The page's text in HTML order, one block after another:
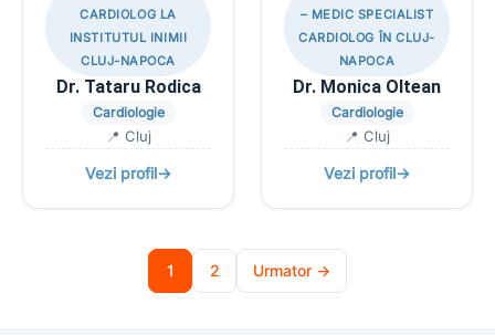
CARDIOLOG LA
INSTITUTUL INIMII
CLUJ-NAPOCA
Dr. Tataru Rodica
Cardiologie
📍 Cluj
Vezi profil→
– MEDIC SPECIALIST
CARDIOLOG ÎN CLUJ-
NAPOCA
Dr. Monica Oltean
Cardiologie
📍 Cluj
Vezi profil→
1 2 Urmator →